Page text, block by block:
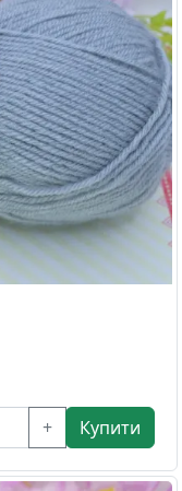
+ Купити